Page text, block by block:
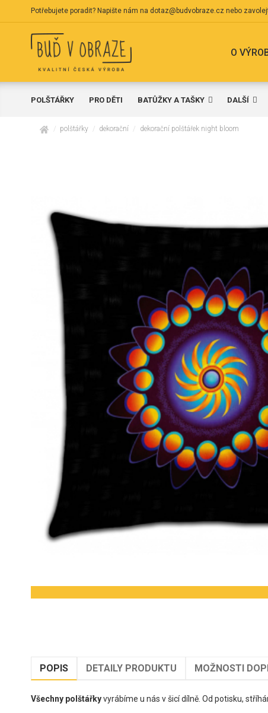
Potřebujete poradit? Napište nám na dotaz@budvobraze.cz nebo
O
POLŠTÁŘKY PRO DĚTI BATŮŽKY A TAŠKY DALŠÍ
domů polštářky dekorační dekorační polštářek night bloom
POPIS DETAILY PRODUKTU MOŽNOSTI
Všechny polštářkyvyrábíme u nás v šicí dílně. Od potisku,